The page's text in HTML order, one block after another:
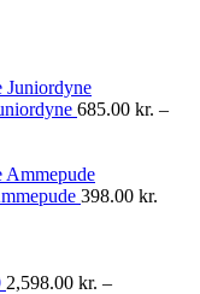
685.00 kr. –
398.00 kr.
2,598.00 kr. –